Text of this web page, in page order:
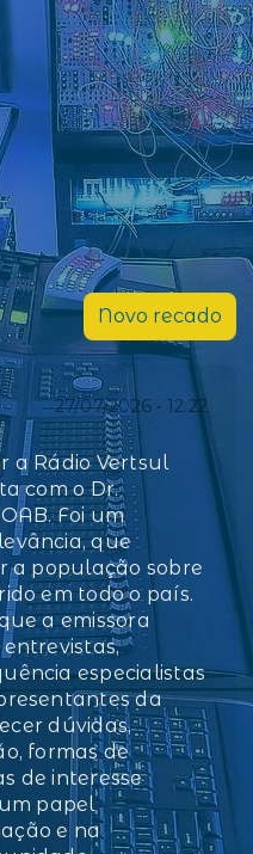
Novo recado
27/07/2026 • 12:22
a Rádio Vertsul
com o Dr.
Foi um
que
a população sobre
em todo o país.
a emissora
especialistas
da
dúvidas,
formas de
de interesse
papel
e na